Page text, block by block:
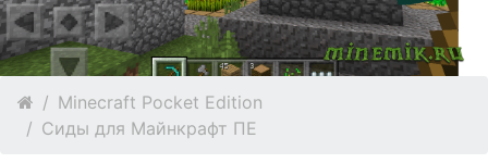
Minecraft Pocket Edition
Сиды для Майнкрафт ПЕ